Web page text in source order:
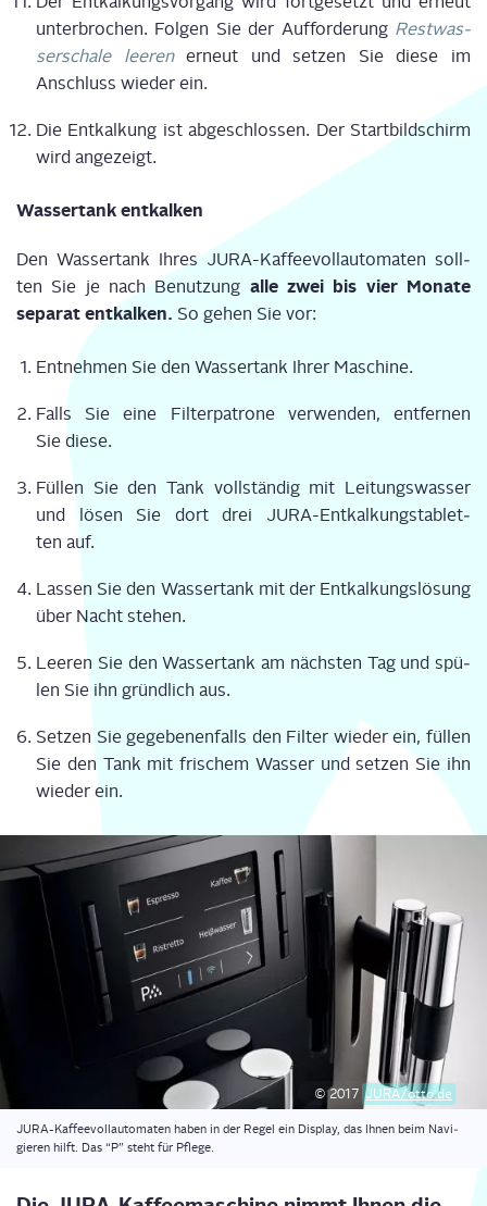
unter­bro­chen. Fol­gen Sie der Auf­for­de­rung Rest­was­
ser­scha­le lee­renerneut und set­zen Sie die­se im
Anschluss wie­der ein.
Die Ent­kal­kung ist abge­schlos­sen. Der Start­bild­schirm
wird angezeigt.
Was­ser­tank entkalken
Den Was­ser­tank Ihres JURA-Kaf­fee­voll­au­to­ma­ten soll­
ten Sie je nach Benut­zung alle zwei bis vier Mona­te
sepa­rat ent­kal­ken. So gehen Sie vor:
Ent­neh­men Sie den Was­ser­tank Ihrer Maschine.
Falls Sie eine Fil­ter­pa­tro­ne ver­wen­den, ent­fer­nen
Sie diese.
Fül­len Sie den Tank voll­stän­dig mit Lei­tungs­was­ser
und lösen Sie dort drei JURA-Ent­kal­kungs­ta­blet­
ten auf.
Las­sen Sie den Was­ser­tank mit der Ent­kal­kungs­lö­sung
über Nacht stehen.
Lee­ren Sie den Was­ser­tank am nächs­ten Tag und spü­
len Sie ihn gründ­lich aus.
Set­zen Sie gege­be­nen­falls den Fil­ter wie­der ein, fül­len
Sie den Tank mit fri­schem Was­ser und set­zen Sie ihn
wie­der ein.
© 2017 JURA/otto.de
JURA-Kaf­fee­voll­au­to­ma­ten haben in der Regel ein Dis­play, das Ihnen beim Navi­
gie­ren hilft. Das “P” steht für Pflege.